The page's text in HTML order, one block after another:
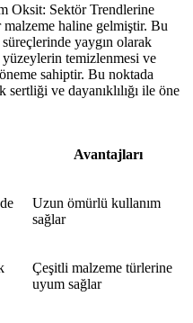
Oksit: Sektör Trendlerine
haline gelmiştir. Bu
yaygın olarak
temizlenmesi ve
sahiptir. Bu noktada
ve dayanıklılığı ile öne
Avantajları
Uzun ömürlü kullanım
sağlar
Çeşitli malzeme türlerine
uyum sağlar